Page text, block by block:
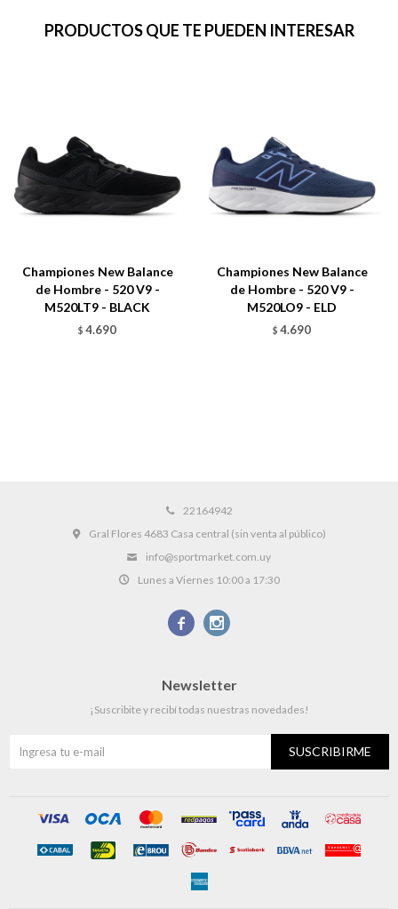
PRODUCTOS QUE TE PUEDEN INTERESAR
Championes New Balance
de Hombre - 520 V9 -
M520LT9 - BLACK
$ 4.690
Championes New Balance
de Hombre - 520 V9 -
M520LO9 - ELD
$ 4.690
22164942
Gral Flores 4683 Casa central (sin venta al público)
info@sportmarket.com.uy
Lunes a Viernes 10:00 a 17:30
 
Newsletter
¡Suscribite y recibí todas nuestras novedades!
SUSCRIBIRME